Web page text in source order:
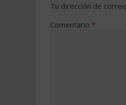
Tu dirección de
Comentario *